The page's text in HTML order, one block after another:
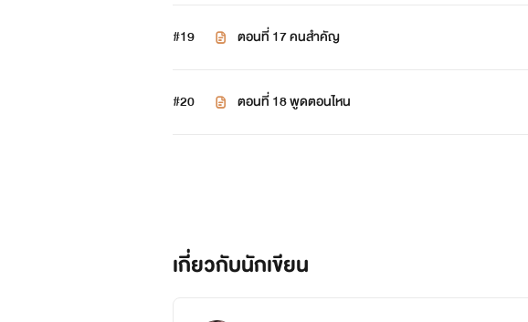
#19 ตอนที่ 17 คนสำคัญ
#20 ตอนที่ 18 พูดตอนไหน
เกี่ยวกับนักเขียน